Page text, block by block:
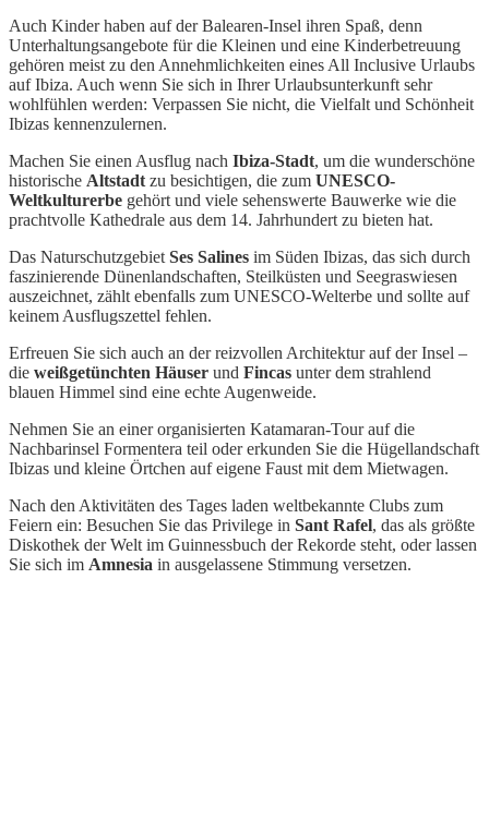
Auch Kinder haben auf der Balearen-Insel ihren Spaß, denn
Unterhaltungsangebote für die Kleinen und eine Kinderbetreuung
gehören meist zu den Annehmlichkeiten eines All Inclusive Urlaubs
auf Ibiza. Auch wenn Sie sich in Ihrer Urlaubsunterkunft sehr
wohlfühlen werden: Verpassen Sie nicht, die Vielfalt und Schönheit
Ibizas kennenzulernen.
Machen Sie einen Ausflug nach Ibiza-Stadt, um die wunderschöne
historische Altstadt zu besichtigen, die zum UNESCO-
Weltkulturerbe gehört und viele sehenswerte Bauwerke wie die
prachtvolle Kathedrale aus dem 14. Jahrhundert zu bieten hat.
Das Naturschutzgebiet Ses Salines im Süden Ibizas, das sich durch
faszinierende Dünenlandschaften, Steilküsten und Seegraswiesen
auszeichnet, zählt ebenfalls zum UNESCO-Welterbe und sollte auf
keinem Ausflugszettel fehlen.
Erfreuen Sie sich auch an der reizvollen Architektur auf der Insel –
die weißgetünchten Häuser und Fincas unter dem strahlend
blauen Himmel sind eine echte Augenweide.
Nehmen Sie an einer organisierten Katamaran-Tour auf die
Nachbarinsel Formentera teil oder erkunden Sie die Hügellandschaft
Ibizas und kleine Örtchen auf eigene Faust mit dem Mietwagen.
Nach den Aktivitäten des Tages laden weltbekannte Clubs zum
Feiern ein: Besuchen Sie das Privilege in Sant Rafel, das als größte
Diskothek der Welt im Guinnessbuch der Rekorde steht, oder lassen
Sie sich im Amnesia in ausgelassene Stimmung versetzen.